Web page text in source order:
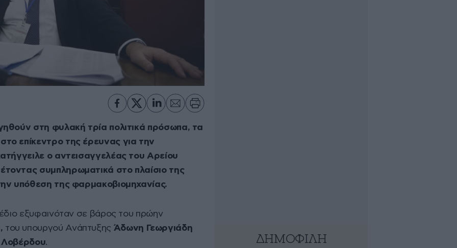
στη φυλακή τρία πολιτικά πρόσωπα, τα
επίκεντρο της έρευνας για την
ο αντεισαγγελέας του Αρείου
συμπληρωματικά στο πλαίσιο της
υπόθεση της φαρμακοβιομηχανίας.
εξυφαινόταν σε βάρος του πρώην
, του υπουργού Ανάπτυξης Άδωνη Γεωργιάδη
. ΔΗΜΟΦΙΛΗ